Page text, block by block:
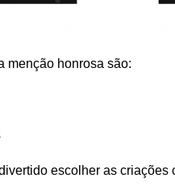
menção honrosa são:
escolher as criações